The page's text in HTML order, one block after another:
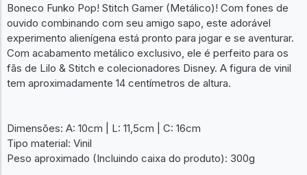
Boneco Funko Pop! Stitch Gamer (Metálico)! Com fones de
ouvido combinando com seu amigo sapo, este adorável
experimento alienígena está pronto para jogar e se aventurar.
Com acabamento metálico exclusivo, ele é perfeito para os
fãs de Lilo & Stitch e colecionadores Disney. A figura de vinil
tem aproximadamente 14 centímetros de altura.
Dimensões: A: 10cm | L: 11,5cm | C: 16cm
Tipo material: Vinil
Peso aproximado (Incluindo caixa do produto): 300g